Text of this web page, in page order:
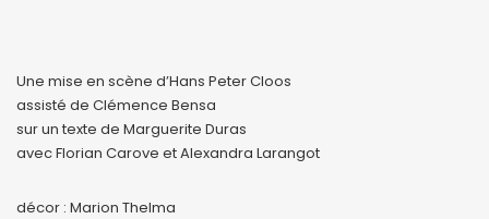
Une mise en scène d’Hans Peter Cloos
assisté de Clémence Bensa
sur un texte de Marguerite Duras
avec Florian Carove et Alexandra Larangot
décor : Marion Thelma